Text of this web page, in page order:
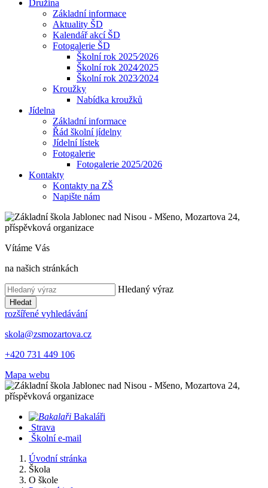
Družina
Základní informace
Aktuality ŠD
Kalendář akcí ŠD
Fotogalerie ŠD
Školní rok 2025⁄2026
Školní rok 2024⁄2025
Školní rok 2023⁄2024
Kroužky
Nabídka kroužků
Jídelna
Základní informace
Řád školní jídelny
Jídelní lístek
Fotogalerie
Fotogalerie 2025/2026
Kontakty
Kontakty na ZŠ
Napište nám
Vítáme Vás
na našich stránkách
Hledaný výraz
Hledat
rozšířené vyhledávání
skola@zsmozartova.cz
+420 731 449 106
Mapa webu
Bakaláři
Strava
Školní e-mail
Úvodní stránka
Škola
O škole